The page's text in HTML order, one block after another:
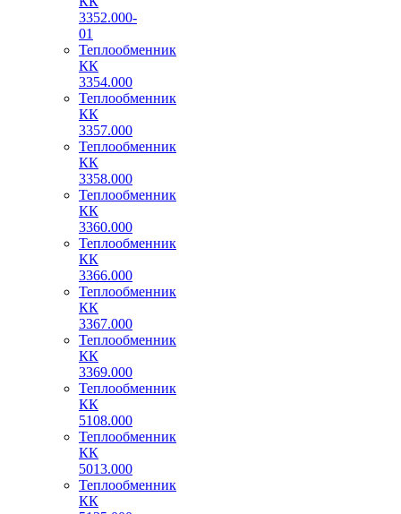
3352.000-
01
Теплообменник
КК
3354.000
Теплообменник
КК
3357.000
Теплообменник
КК
3358.000
Теплообменник
КК
3360.000
Теплообменник
КК
3366.000
Теплообменник
КК
3367.000
Теплообменник
КК
3369.000
Теплообменник
КК
5108.000
Теплообменник
КК
5013.000
Теплообменник
КК